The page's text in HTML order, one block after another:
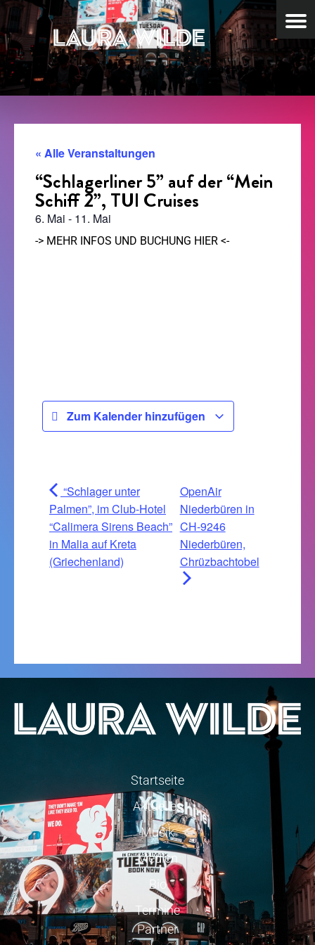
« Alle Veranstaltungen
“Schlagerliner 5” auf der “Mein
Schiff 2”, TUI Cruises
6. Mai - 11. Mai
-> MEHR INFOS UND BUCHUNG HIER <-
Zum Kalender hinzufügen
“Schlager unter
Palmen”, im Club-Hotel
“Calimera Sirens Beach”
in Malia auf Kreta
(Griechenland)
OpenAir
Niederbüren in
CH-9246
Niederbüren,
Chrüzbachtobel
Startseite
Aktuelles
Musik
Medien
Bio
Termine
Partner